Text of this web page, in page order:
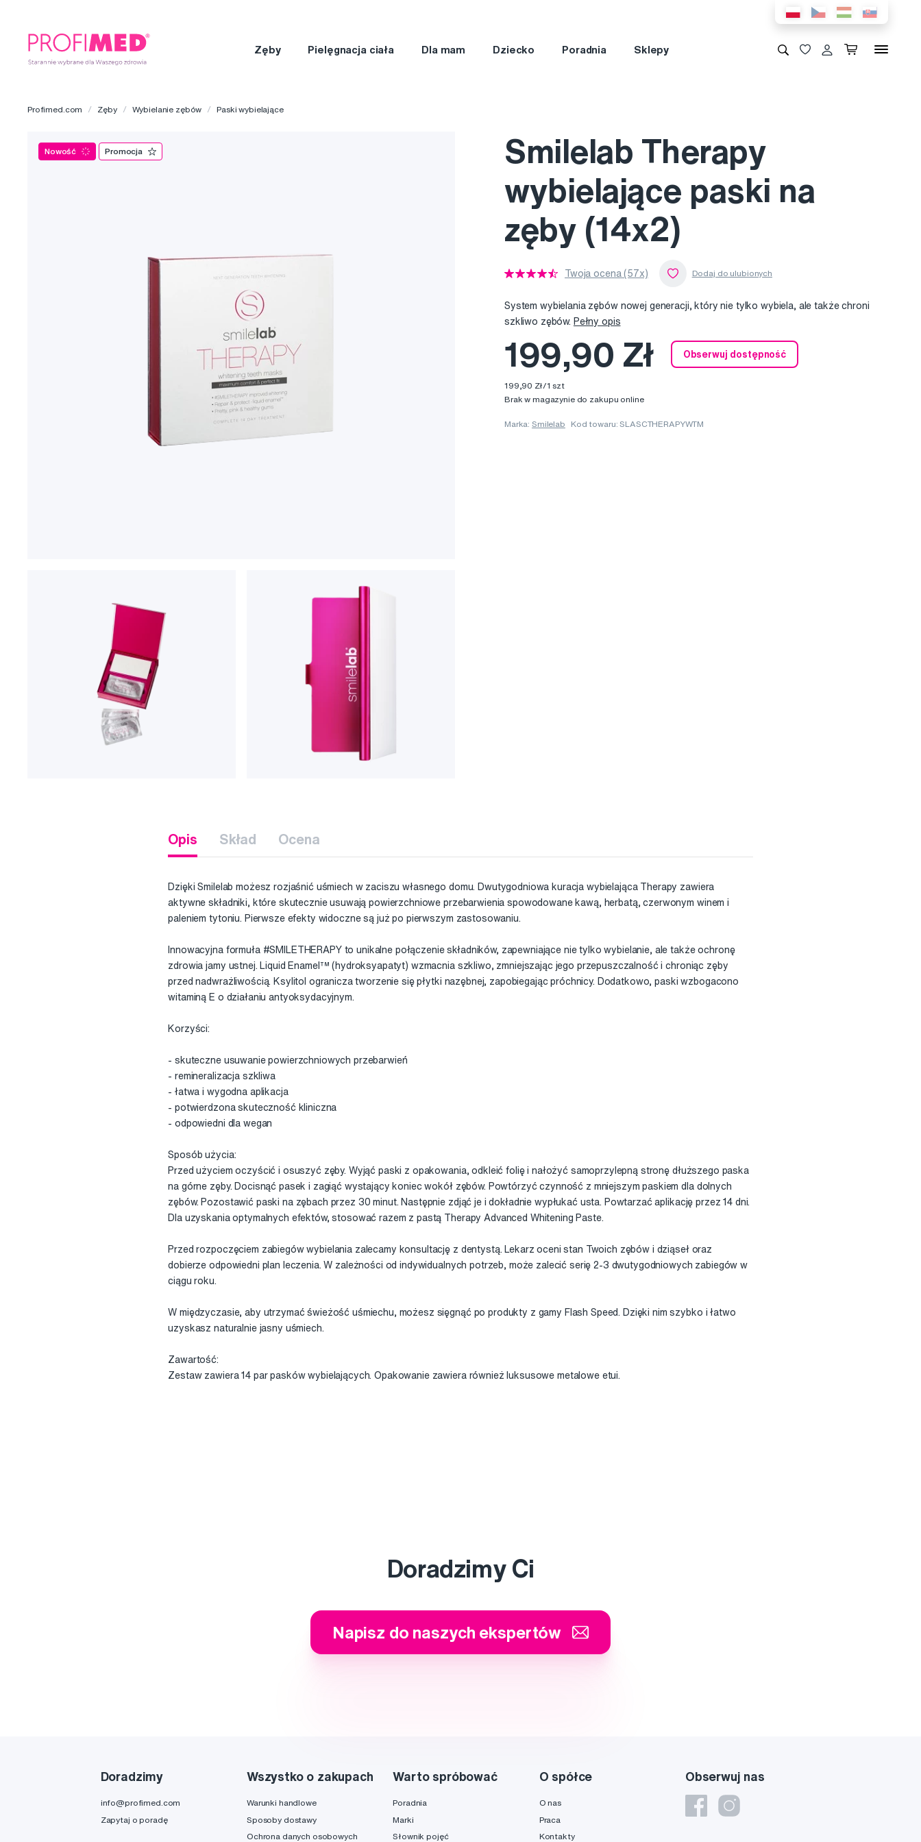
Zęby Pielęgnacja ciała Dla mam Dziecko Poradnia Sklepy
Profimed.com Zęby Wybielanie zębów Paski wybielające
Nowość Promocja
Smilelab Therapy
wybielające paski na
zęby (14x2)
Twoja ocena (57x)
System wybielania zębów nowej generacji, który nie tylko wybiela, ale także chroni
szkliwo zębów. Pełny opis
199,90 Zł Obserwuj dostępność
199,90 Zł/1 szt
Brak w magazynie do zakupu online
Marka:Smilelab Kod towaru: SLASCTHERAPYWTM
Opis Skład Ocena
Dzięki Smilelab możesz rozjaśnić uśmiech w zaciszu własnego domu. Dwutygodniowa kuracja wybielająca Therapy zawiera
aktywne składniki, które skutecznie usuwają powierzchniowe przebarwienia spowodowane kawą, herbatą, czerwonym winem i
paleniem tytoniu. Pierwsze efekty widoczne są już po pierwszym zastosowaniu.
Innowacyjna formuła #SMILETHERAPY to unikalne połączenie składników, zapewniające nie tylko wybielanie, ale także ochronę
zdrowia jamy ustnej. Liquid Enamel™ (hydroksyapatyt) wzmacnia szkliwo, zmniejszając jego przepuszczalność i chroniąc zęby
przed nadwrażliwością. Ksylitol ogranicza tworzenie się płytki nazębnej, zapobiegając próchnicy. Dodatkowo, paski wzbogacono
witaminą E o działaniu antyoksydacyjnym.
Korzyści:
- skuteczne usuwanie powierzchniowych przebarwień
- remineralizacja szkliwa
- łatwa i wygodna aplikacja
- potwierdzona skuteczność kliniczna
- odpowiedni dla wegan
Sposób użycia:
Przed użyciem oczyścić i osuszyć zęby. Wyjąć paski z opakowania, odkleić folię i nałożyć samoprzylepną stronę dłuższego paska
na górne zęby. Docisnąć pasek i zagiąć wystający koniec wokół zębów. Powtórzyć czynność z mniejszym paskiem dla dolnych
zębów. Pozostawić paski na zębach przez 30 minut. Następnie zdjąć je i dokładnie wypłukać usta. Powtarzać aplikację przez 14 dni.
Dla uzyskania optymalnych efektów, stosować razem z pastą Therapy Advanced Whitening Paste.
Przed rozpoczęciem zabiegów wybielania zalecamy konsultację z dentystą. Lekarz oceni stan Twoich zębów i dziąseł oraz
dobierze odpowiedni plan leczenia. W zależności od indywidualnych potrzeb, może zalecić serię 2-3 dwutygodniowych zabiegów w
ciągu roku.
W międzyczasie, aby utrzymać świeżość uśmiechu, możesz sięgnąć po produkty z gamy Flash Speed. Dzięki nim szybko i łatwo
uzyskasz naturalnie jasny uśmiech.
Zawartość:
Zestaw zawiera 14 par pasków wybielających. Opakowanie zawiera również luksusowe metalowe etui.
Doradzimy Ci
Napisz do naszych ekspertów
Obserwuj nas
Doradzimy
info@profimed.com
Zapytaj o poradę
Wszystko o zakupach
Warunki handlowe
Sposoby dostawy
Ochrona danych osobowych
Warto spróbować
Poradnia
Marki
Słownik pojęć
O spółce
O nas
Praca
Kontakty